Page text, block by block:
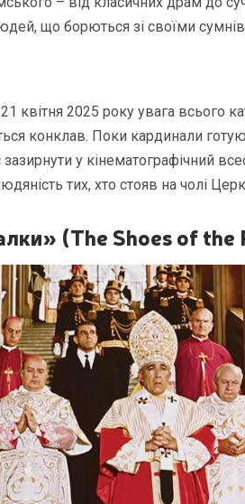
що борються зі своїми
21 квітня 2025 року увага всього
конклав. Поки кардинали
у кінематографічний
тих, хто стояв на чолі
(The Shoes of the